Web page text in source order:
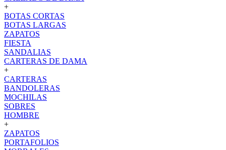
+
BOTAS CORTAS
BOTAS LARGAS
ZAPATOS
FIESTA
SANDALIAS
CARTERAS DE DAMA
+
CARTERAS
BANDOLERAS
MOCHILAS
SOBRES
HOMBRE
+
ZAPATOS
PORTAFOLIOS